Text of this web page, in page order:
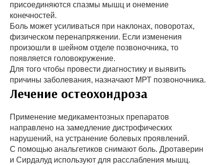
присоединяются спазмы мышц и онемение
конечностей.
Боль может усиливаться при наклонах, поворотах,
физическом перенапряжении. Если изменения
произошли в шейном отделе позвоночника, то
появляется головокружение.
Для того чтобы провести диагностику и выявить
причины заболевания, назначают МРТ позвоночника.
Лечение остеохондроза
Применение медикаментозных препаратов
направлено на замедление дистрофических
нарушений, на устранение болевых проявлений.
С помощью анальгетиков снимают боль. Дротаверин
и Сирдалуд используют для расслабления мышц.